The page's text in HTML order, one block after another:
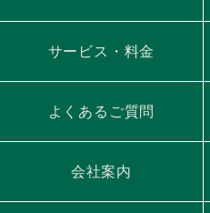
サービス・料金
よくあるご質問
会社案内